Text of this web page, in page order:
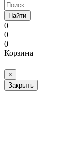
Найти
0
0
0
Корзина
×
Закрыть